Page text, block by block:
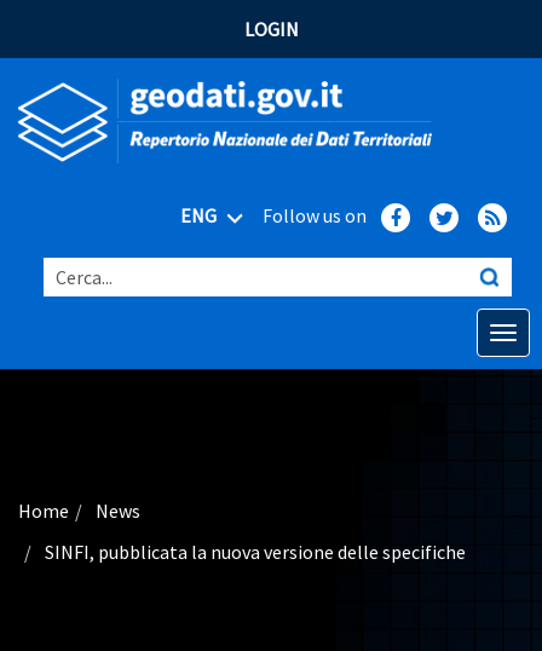
LOGIN
ENG Follow us on
Cerca...
Open
Advanced search
Geodata
Home
News
SINFI, pubblicata la nuova versione delle specifiche